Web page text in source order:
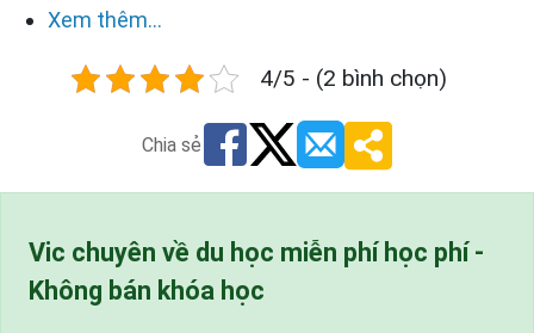
Xem thêm...
4/5 - (2 bình chọn)
Chia sẻ
Vic chuyên về du học miễn phí học phí -
Không bán khóa học